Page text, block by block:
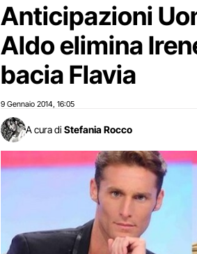
Anticipazioni
Aldo elimina
bacia Flavia
9 Gennaio 2014 16:05
A cura di Stefania Rocco